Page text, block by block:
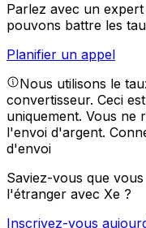
Parlez avec un
pouvons battre les
Planifier un appel
Nous utilisons le
convertisseur. Ceci
uniquement. Vous ne
l'envoi d'argent.
d'envoi
Saviez-vous que
l'étranger avec Xe ?
Inscrivez-vous